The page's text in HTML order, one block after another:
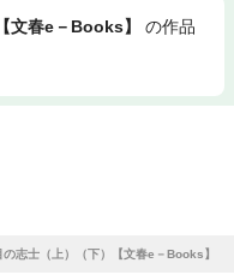
春e－Books】
の作品
志士（上）（下）【文春e－Books】